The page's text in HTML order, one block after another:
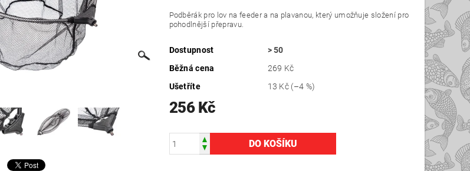
Podběrák pro lov na feeder a na plavanou, který umožňuje složení pro
pohodlnější přepravu.
Dostupnost
> 50
Běžná cena
269 Kč
Ušetříte
13 Kč (–4 %)
256 Kč